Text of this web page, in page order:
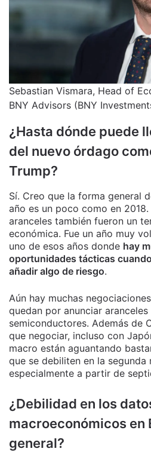
Sebastian Vismara, Head of
BNY Advisors (BNY
¿Hasta dónde puede
del nuevo órdago
Trump?
Sí. Creo que la forma general
año es un poco como en 2018.
aranceles también fueron un
económica. Fue un año muy
uno de esos años donde hay
oportunidades tácticas
añadir algo de riesgo.
Aún hay muchas
quedan por anunciar
semiconductores. Además de
que negociar, incluso con
macro están aguantando
que se debiliten en la segunda
especialmente a partir de
¿Debilidad en los
macroeconómicos en
general?